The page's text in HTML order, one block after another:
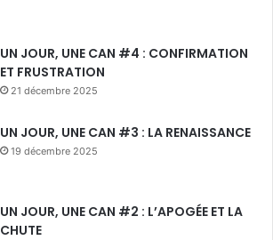
UN JOUR, UNE CAN #4 : CONFIRMATION
ET FRUSTRATION
21 décembre 2025
UN JOUR, UNE CAN #3 : LA RENAISSANCE
19 décembre 2025
UN JOUR, UNE CAN #2 : L’APOGÉE ET LA
CHUTE